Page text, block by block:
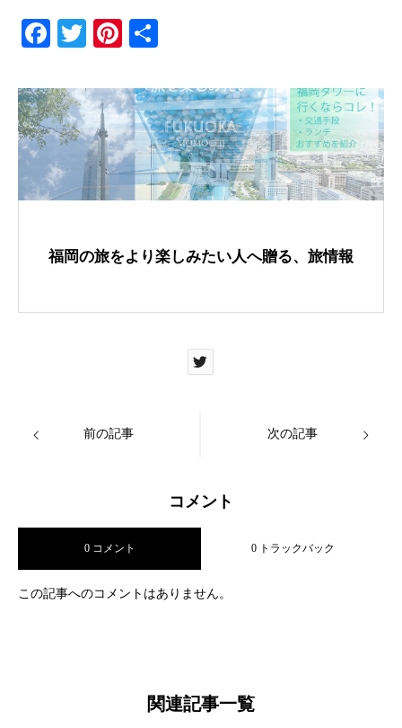
F
c
e
b
o
o
T
tt
er
Pi
er
e
st
福岡の旅をより楽しみたい人へ贈る、旅情報
前の記事 次の記事
コメント
0 コメント 0 トラックバック
この記事へのコメントはありません。
関連記事一覧